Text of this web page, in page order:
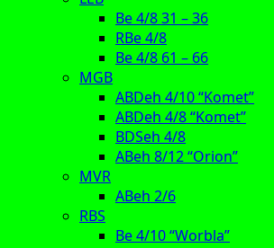
Be 4/8 31 – 36
RBe 4/8
Be 4/8 61 – 66
MGB
ABDeh 4/10 “Komet”
ABDeh 4/8 “Komet”
BDSeh 4/8
ABeh 8/12 “Orion”
MVR
ABeh 2/6
RBS
Be 4/10 “Worbla”